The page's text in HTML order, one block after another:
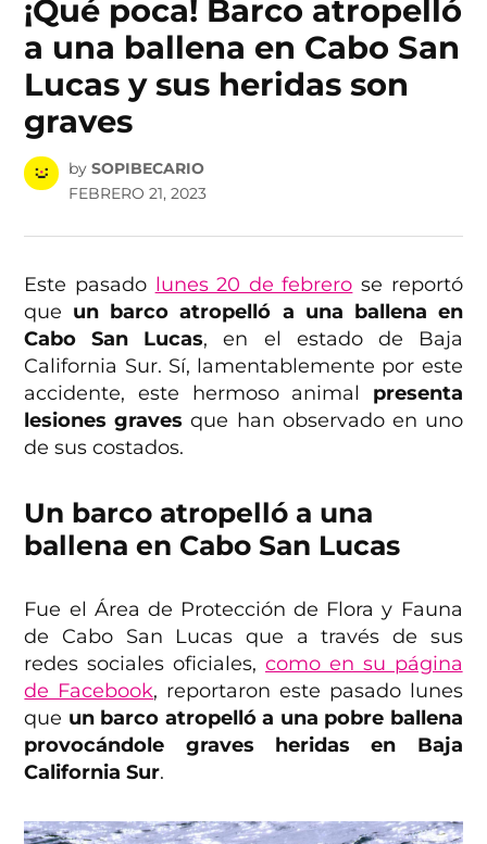
¡Qué poca! Barco atropelló
a una ballena en Cabo San
Lucas y sus heridas son
graves
by SOPIBECARIO
FEBRERO 21, 2023
Este pasado lunes 20 de febrero se reportó
que un barco atropelló a una ballena en
Cabo San Lucas, en el estado de Baja
California Sur. Sí, lamentablemente por este
accidente, este hermoso animal presenta
lesiones graves que han observado en uno
de sus costados.
Un barco atropelló a una
ballena en Cabo San Lucas
Fue el Área de Protección de Flora y Fauna
de Cabo San Lucas que a través de sus
redes sociales oficiales, como en su página
de Facebook, reportaron este pasado lunes
que un barco atropelló a una pobre ballena
provocándole graves heridas en Baja
California Sur.